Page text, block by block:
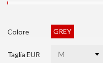
Colore GREY
Taglia EUR